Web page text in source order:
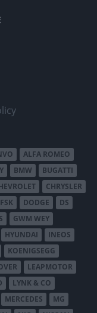
ALFA ROMEO
BMW
BUGATTI
CHRYSLER
DODGE
DS
GWM WEY
HYUNDAI
INEOS
KOENIGSEGG
LEAPMOTOR
LYNK & CO
MERCEDES
MG